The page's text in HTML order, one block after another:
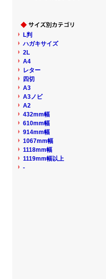
L判
ハガキサイズ
2L
A4
レター
四切
A3
A3ノビ
A2
432mm幅
610mm幅
914mm幅
1067mm幅
1118mm幅
1119mm幅以上
-